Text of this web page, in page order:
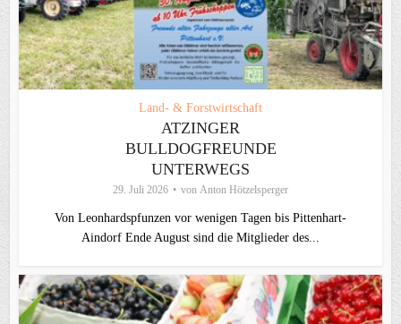
Land- & Forstwirtschaft
ATZINGER
BULLDOGFREUNDE
UNTERWEGS
29. Juli 2026 von Anton Hötzelsperger
Von Leonhardspfunzen vor wenigen Tagen bis Pittenhart-
Aindorf Ende August sind die Mitglieder des...